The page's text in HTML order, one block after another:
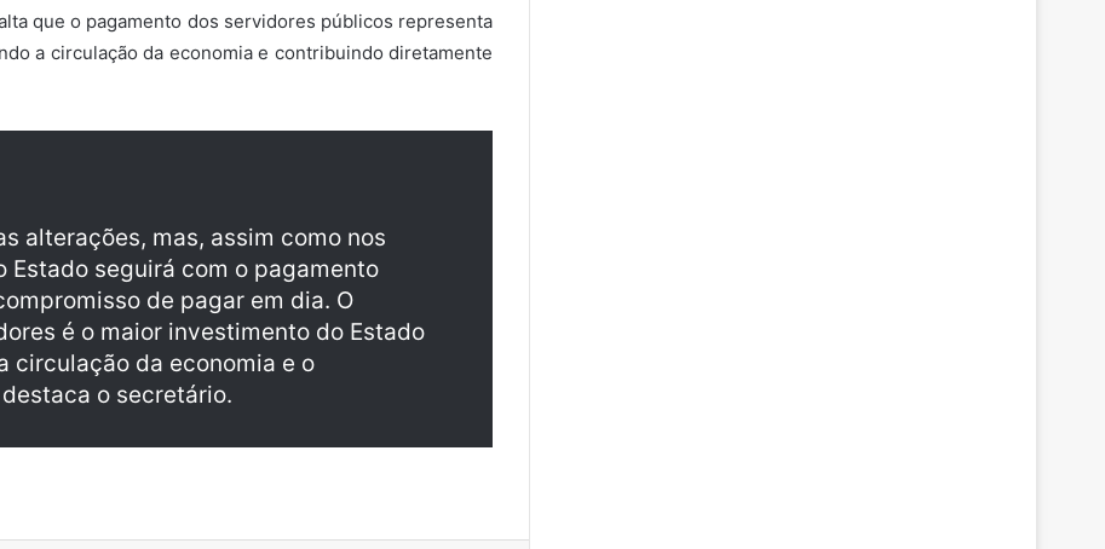
que o pagamento dos servidores públicos representa
a circulação da economia e contribuindo diretamente
alterações, mas, assim como nos
Estado seguirá com o pagamento
de pagar em dia. O
é o maior investimento do Estado
circulação da economia e o
o secretário.